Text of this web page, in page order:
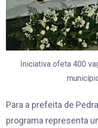
Iniciativa ofeta 400
Para a prefeita de
programa representa